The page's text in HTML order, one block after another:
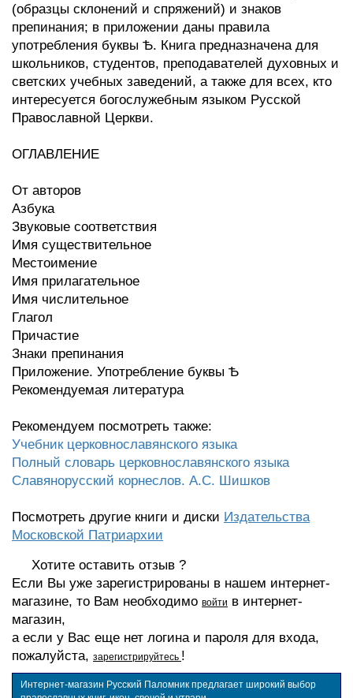
(образцы склонений и спряжений) и знаков
препинания; в приложении даны правила
употребления буквы Ѣ. Книга предназначена для
школьников, студентов, преподавателей духовных и
светских учебных заведений, а также для всех, кто
интересуется богослужебным языком Русской
Православной Церкви.
ОГЛАВЛЕНИЕ
От авторов
Азбука
Звуковые соответствия
Имя существительное
Местоимение
Имя прилагательное
Имя числительное
Глагол
Причастие
Знаки препинания
Приложение. Употребление буквы Ѣ
Рекомендуемая литература
Рекомендуем посмотреть также:
Учебник церковнославянского языка
Полный словарь церковнославянского языка
Славянорусский корнеслов. А.С. Шишков
Посмотреть другие книги и диски Издательства
Московской Патриархии
Хотите оставить отзыв ?
Если Вы уже зарегистрированы в нашем интернет-
магазине, то Вам необходимо войти в интернет-
магазин,
а если у Вас еще нет логина и пароля для входа,
пожалуйста, зарегистрируйтесь !
Интернет-магазин Русский Паломник предлагает широкий выбор